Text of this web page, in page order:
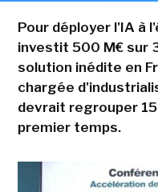
Pour déployer l'IA à
investit 500 M€ sur
solution inédite en
chargée
devrait regrouper
premier temps.